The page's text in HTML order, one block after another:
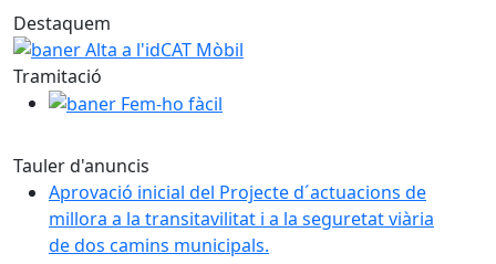
Destaquem
Alta a l'idCAT Mòbil
Tramitació
baner Fem-ho fàcil
Tauler d'anuncis
Aprovació inicial del Projecte d´actuacions de
millora a la transitavilitat i a la seguretat viària
de dos camins municipals.